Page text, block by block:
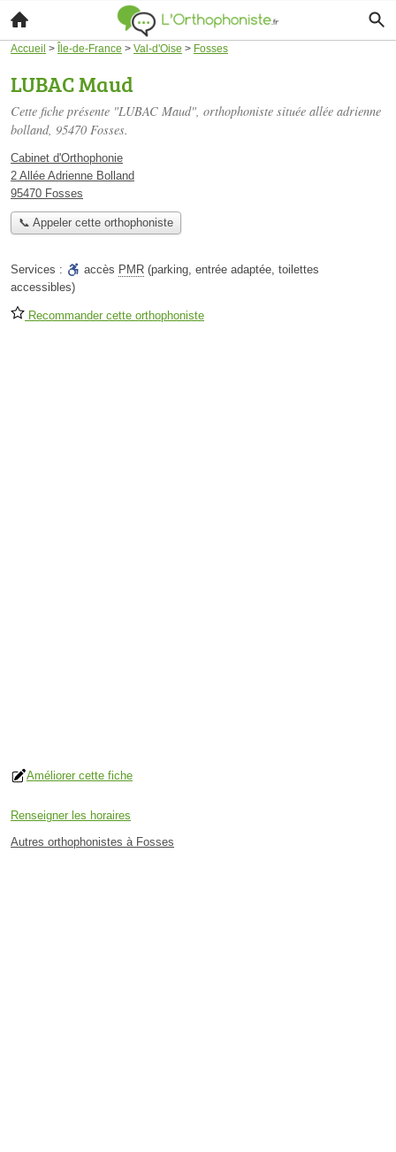
Accueil > Île-de-France > Val-d'Oise > Fosses
LUBAC Maud
Cette fiche présente "LUBAC Maud", orthophoniste située allée adrienne
bolland, 95470 Fosses.
Cabinet d'Orthophonie
2 Allée Adrienne Bolland
95470 Fosses
📞 Appeler cette orthophoniste
Services : accès PMR (parking, entrée adaptée, toilettes
accessibles)
Recommander cette orthophoniste
Améliorer cette fiche
Renseigner les horaires
Autres orthophonistes à Fosses